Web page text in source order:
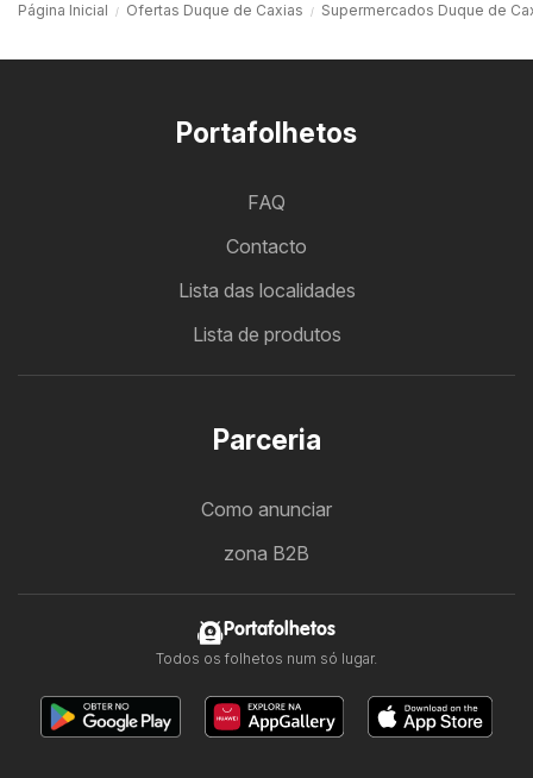
Página Inicial Ofertas Duque de Caxias Supermercados Duque de
Portafolhetos
FAQ
Contacto
Lista das localidades
Lista de produtos
Parceria
Como anunciar
zona B2B
Portafolhetos
Todos os folhetos num só lugar.